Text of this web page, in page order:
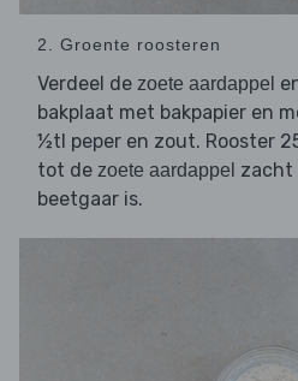
2. Groente roosteren
Verdeel de zoete aardappel
bakplaat met bakpapier en
½tl peper en zout. Rooster
tot de zoete aardappel zacht
beetgaar is.